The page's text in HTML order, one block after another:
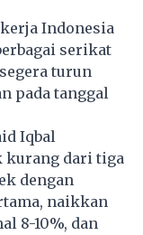
Indonesia
serikat
turun
pada tanggal
Iqbal
kurang dari tiga
dengan
naikkan
8-10%, dan